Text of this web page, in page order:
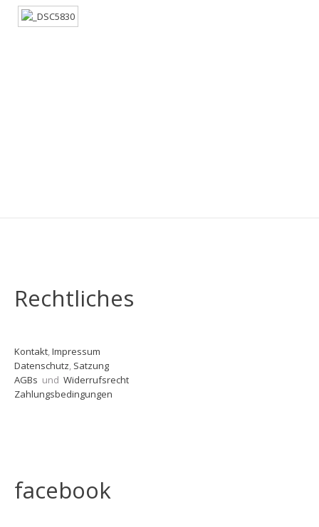
Rechtliches
Kontakt,Impressum
Datenschutz, Satzung
AGBs und Widerrufsrecht
Zahlungsbedingungen
facebook